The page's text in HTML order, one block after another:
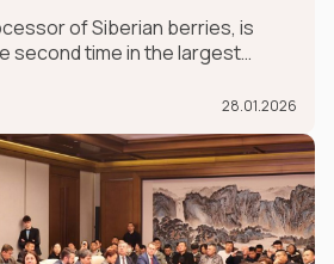
of Siberian berries, is
second time in the largest
exhibit, which is taking place in
26-30.
28.01.2026